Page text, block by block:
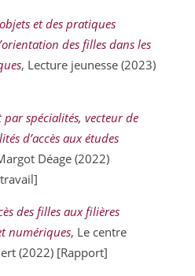
et des pratiques
des filles dans les
, Lecture jeunesse (2023)
par spécialités, vecteur de
d’accès aux études
Déage (2022)
des filles aux filières
numériques, Le centre
(2022) [Rapport]